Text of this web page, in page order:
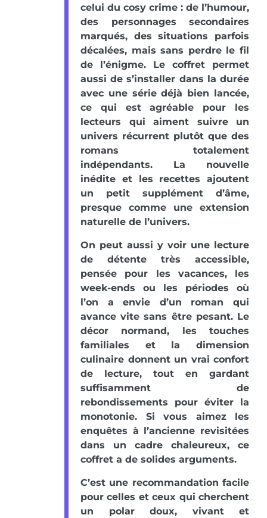
celui du cosy crime : de l’humour,
des personnages secondaires
marqués, des situations parfois
décalées, mais sans perdre le fil
de l’énigme. Le coffret permet
aussi de s’installer dans la durée
avec une série déjà bien lancée,
ce qui est agréable pour les
lecteurs qui aiment suivre un
univers récurrent plutôt que des
romans totalement
indépendants. La nouvelle
inédite et les recettes ajoutent
un petit supplément d’âme,
presque comme une extension
naturelle de l’univers.
On peut aussi y voir une lecture
de détente très accessible,
pensée pour les vacances, les
week-ends ou les périodes où
l’on a envie d’un roman qui
avance vite sans être pesant. Le
décor normand, les touches
familiales et la dimension
culinaire donnent un vrai confort
de lecture, tout en gardant
suffisamment de
rebondissements pour éviter la
monotonie. Si vous aimez les
enquêtes à l’ancienne revisitées
dans un cadre chaleureux, ce
coffret a de solides arguments.
C’est une recommandation facile
pour celles et ceux qui cherchent
un polar doux, vivant et